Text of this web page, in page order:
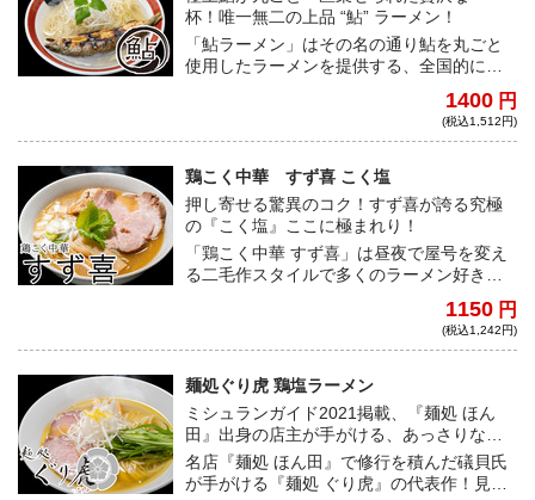
るだろう。こだわりの自家製麺は平打ちの
中細ストレート。上品かつ芳醇なスープに
ぴったりの滑らかな麺肌がたまらない。こ
れが自宅で味わえるのは贅沢という他ない
杯！唯一無二の上品 “鮎” ラーメン！
「鮎ラーメン」はその名の通り鮎を丸ごと
使用したラーメンを提供する、全国的に類
供されている鮎が宅麺でも丸ごと一匹同梱
されている。身をほぐすことでスープに鮎
味が楽しめる。通常の魚介スープとはまた
違った味わいは、どんな方にもおすすめ
だ。日本人が好き好みそうな優しい味の仕
上がりとなっている！
1400 円
(税込1,512円)
鶏こく中華 すず喜 こく塩
押し寄せる驚異のコク！すず喜が誇る究極
の『こく塩』ここに極まれり！
「鶏こく中華 すず喜」は昼夜で屋号を変え
る二毛作スタイルで多くのラーメン好きか
回は、看板メニューである”こく塩”が満を持
して登場。塩スープは、麺に絡まるとマイ
上がりになっている。一口食べると、魚介
と動物系出汁の絶妙な配合から生まれると
んでもないコクが口いっぱいに広がり、そ
の旨さは脳に刻み込まれ離れない。何度食
べても「旨い」すず喜の誇る究極の一杯を
宅麺で味わうことができる。ラーメン界を
1150 円
(税込1,242円)
麺処ぐり虎 鶏塩ラーメン
ミシュランガイド2021掲載、『麺処 ほん
田』出身の店主が手がける、あっさりなが
らも鶏の旨みたっぷりな一杯！
名店『麺処 ほん田』で修行を積んだ礒貝氏
が手がける『麺処 ぐり虎』の代表作！見た